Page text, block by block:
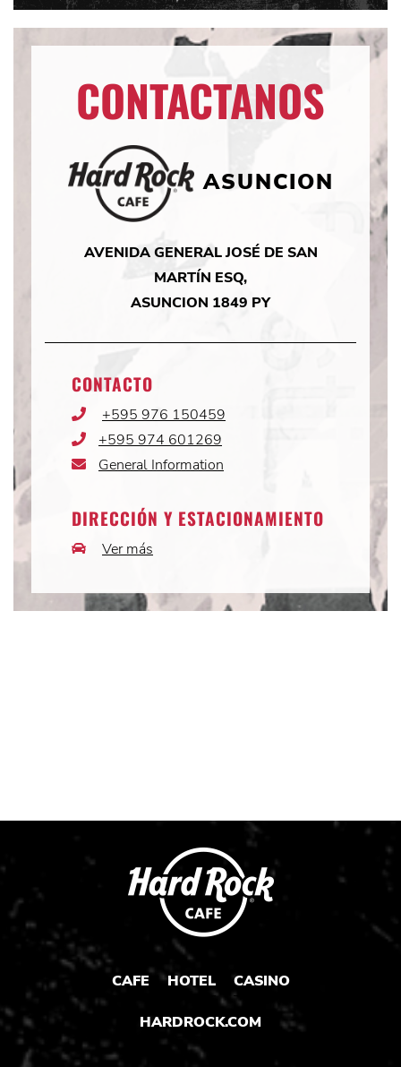
CONTACTANOS
ASUNCION
AVENIDA GENERAL JOSÉ DE SAN
MARTÍN ESQ,
ASUNCION 1849 PY
CONTACTO
Phone+595 976 150459
Phone
+595 974 601269
Email
General Information
DIRECCIÓN Y ESTACIONAMIENTO
CarVer más
CAFE HOTEL CASINO
HARDROCK.COM